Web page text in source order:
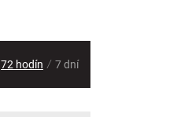
72 hodín / 7 dní